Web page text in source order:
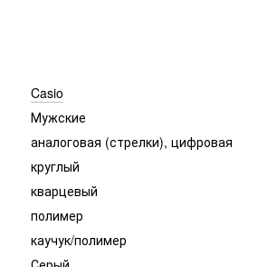
Casio
Мужские
аналоговая (стрелки), цифровая
круглый
кварцевый
полимер
каучук/полимер